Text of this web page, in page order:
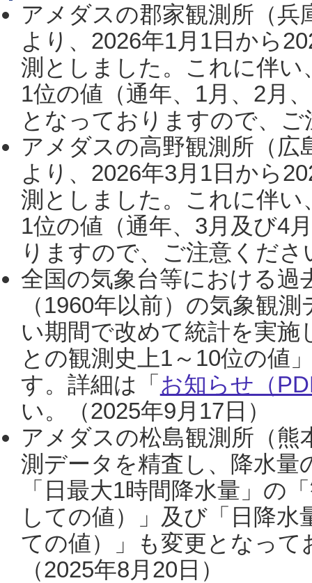
アメダスの郡家観測所（
より、2026年1月1日から
測としました。これに伴い
1位の値（通年、1月、2月
となっておりますので、
アメダスの高野観測所（
より、2026年3月1日から
測としました。これに伴い
1位の値（通年、3月及び4
りますので、ご注意くだ
全国の気象台等における過
（1960年以前）の気象観
い期間で改めて統計を実
との観測史上1～10位の値
す。詳細は「 お知らせ（
い。（2025年9月17日）
アメダスの松島観測所（熊
測データを精査し、降水
「日最大1時間降水量」の
しての値）」及び「日降
ての値）」も変更となっ
（2025年8月20日）